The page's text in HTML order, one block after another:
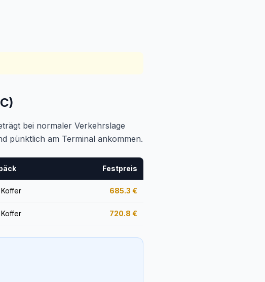
bei normaler Verkehrslage
pünktlich am Terminal ankommen.
Festpreis
685.3 €
720.8 €